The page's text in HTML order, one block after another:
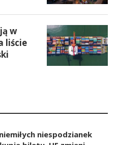
w
liście
niespodzianek